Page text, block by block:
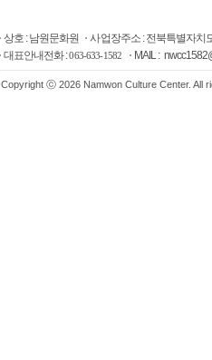
상호 : 남원문화원
사업장주소 : 전북특별자
대표안내전화 :063-633-1582 MAIL :
Copyright ⓒ 2026 Namwon Culture Center. All